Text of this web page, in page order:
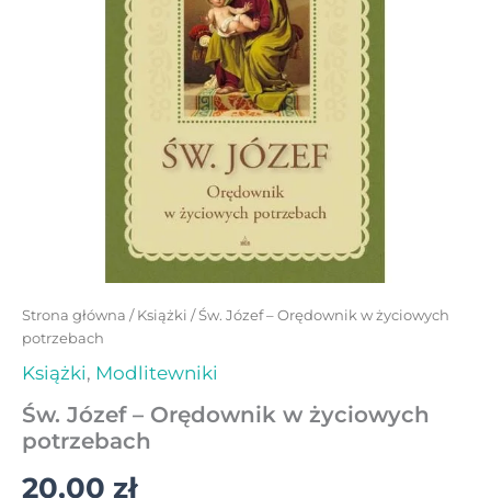
Strona główna /Książki / Św. Józef – Orędownik w życiowych
potrzebach
Książki, Modlitewniki
Św. Józef – Orędownik w życiowych
potrzebach
20,00 zł